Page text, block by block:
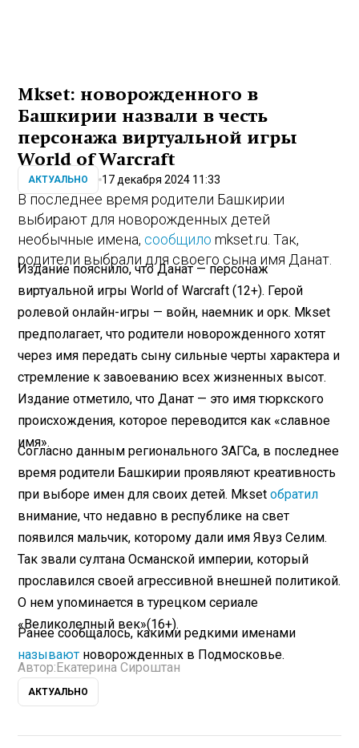
Mkset: новорожденного в
Башкирии назвали в честь
персонажа виртуальной игры
World of Warcraft
АКТУАЛЬНО 17 декабря 2024 11:33
В последнее время родители Башкирии
выбирают для новорожденных детей
необычные имена, сообщило mkset.ru. Так,
родители выбрали для своего сына имя Данат.
Издание пояснило, что Данат — персонаж
виртуальной игры World of Warcraft (12+). Герой
ролевой онлайн-игры — войн, наемник и орк. Mkset
предполагает, что родители новорожденного хотят
через имя передать сыну сильные черты характера и
стремление к завоеванию всех жизненных высот.
Издание отметило, что Данат — это имя тюркского
происхождения, которое переводится как «славное
имя».
Согласно данным регионального ЗАГСа, в последнее
время родители Башкирии проявляют креативность
при выборе имен для своих детей. Mksetобратил
внимание, что недавно в республике на свет
появился мальчик, которому дали имя Явуз Селим.
Так звали султана Османской империи, который
прославился своей агрессивной внешней политикой.
О нем упоминается в турецком сериале
«Великолепный век»(16+).
Ранее сообщалось, какими редкими именами
называют новорожденных в Подмосковье.
Автор: Екатерина Сироштан
АКТУАЛЬНО